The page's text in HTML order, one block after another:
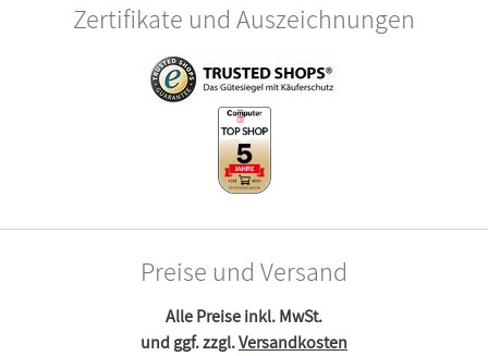
Zertifikate und Auszeichnungen
Preise und Versand
Alle Preise inkl. MwSt.
und ggf. zzgl.Versandkosten